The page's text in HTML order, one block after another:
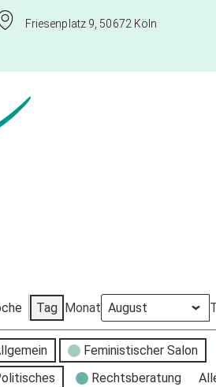
Friesenplatz 9, 50672 Köln
Tag Monat
Feministischer Salon
Rechtsberatung